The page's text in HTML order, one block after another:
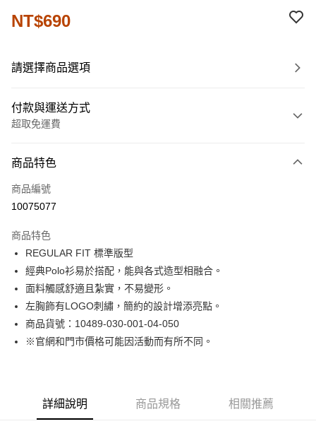
NT$690
請選擇商品選項
付款與運送方式
超取免運費
信用卡一次付款
LINE Pay
街口支付
悠遊付
Google Pay
貨到付款
商品特色
商品編號
10075077
商品特色
REGULAR FIT 標準版型
經典Polo衫易於搭配，能與各式造型相融合。
面料觸感舒適且紮實，不易變形。
左胸飾有LOGO刺繡，簡約的設計增添亮點。
商品貨號：10489-030-001-04-050
※官網和門市價格可能因活動而有所不同。
詳細說明 商品規格 相關推薦